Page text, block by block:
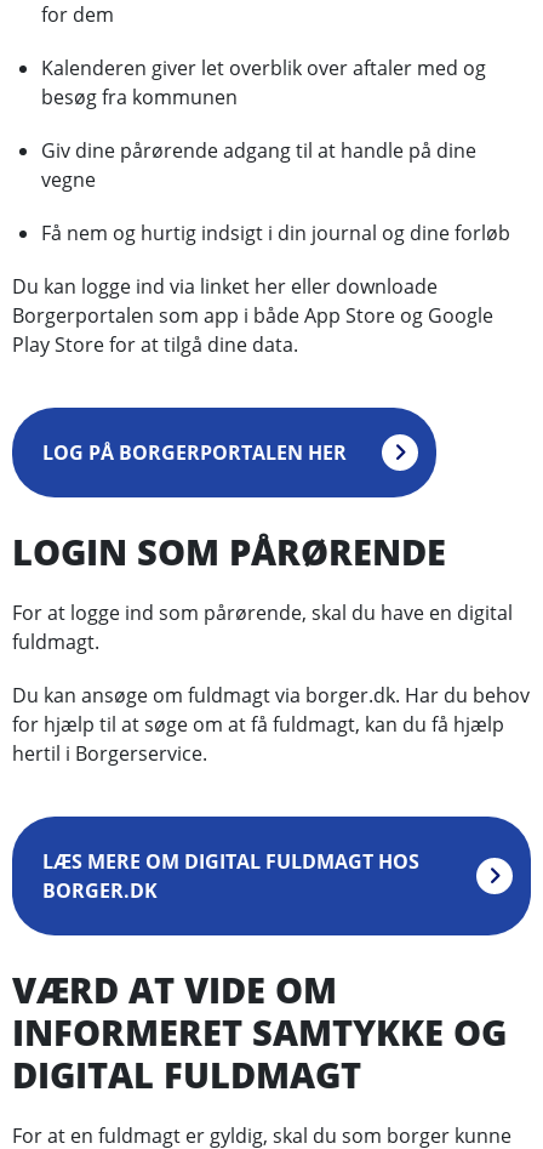
for dem
Kalenderen giver let overblik over aftaler med og
besøg fra kommunen
Giv dine pårørende adgang til at handle på dine
vegne
Få nem og hurtig indsigt i din journal og dine forløb
Du kan logge ind via linket her eller downloade
Borgerportalen som app i både App Store og Google
Play Store for at tilgå dine data.
LOG PÅ BORGERPORTALEN HER
LOGIN SOM PÅRØRENDE
For at logge ind som pårørende, skal du have en digital
fuldmagt.
Du kan ansøge om fuldmagt via borger.dk. Har du behov
for hjælp til at søge om at få fuldmagt, kan du få hjælp
hertil i Borgerservice.
LÆS MERE OM DIGITAL FULDMAGT HOS
BORGER.DK
VÆRD AT VIDE OM
INFORMERET SAMTYKKE OG
DIGITAL FULDMAGT
For at en fuldmagt er gyldig, skal du som borger kunne